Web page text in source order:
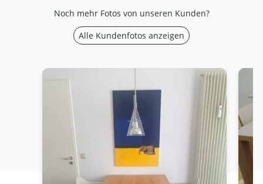
Noch mehr Fotos von unseren Kunden?
Alle Kundenfotos anzeigen